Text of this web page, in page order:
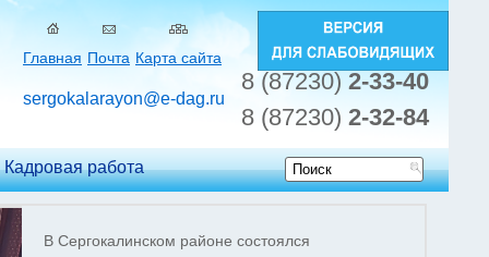
Главная Почта Карта сайта
sergokalarayon@e-dag.ru
8 (87230) 2-33-40
8 (87230) 2-32-84
Кадровая работа
Форма
поиска
В Сергокалинском районе состоялся